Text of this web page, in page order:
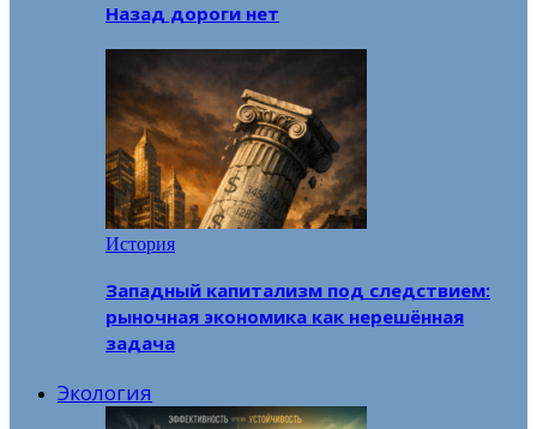
Назад дороги нет
История
Западный капитализм под следствием:
рыночная экономика как нерешённая
задача
Экология